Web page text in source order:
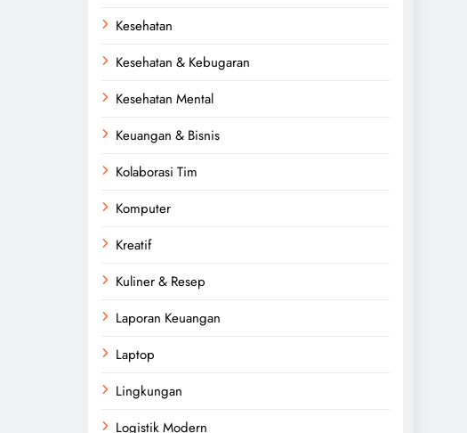
Kesehatan
Kesehatan & Kebugaran
Kesehatan Mental
Keuangan & Bisnis
Kolaborasi Tim
Komputer
Kreatif
Kuliner & Resep
Laporan Keuangan
Laptop
Lingkungan
Logistik Modern